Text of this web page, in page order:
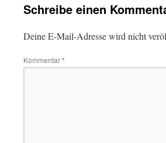
Schreibe einen
Deine E-Mail-Adresse wird nicht
Kommentar*